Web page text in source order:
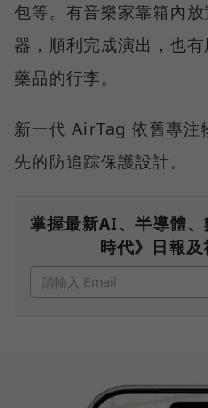
包等。有音樂家靠箱內
器，順利完成演出，也
藥品的行李。
新一代 AirTag 依舊專注
先的防追踪保護設計。
掌握最新AI、半導體
時代》日報